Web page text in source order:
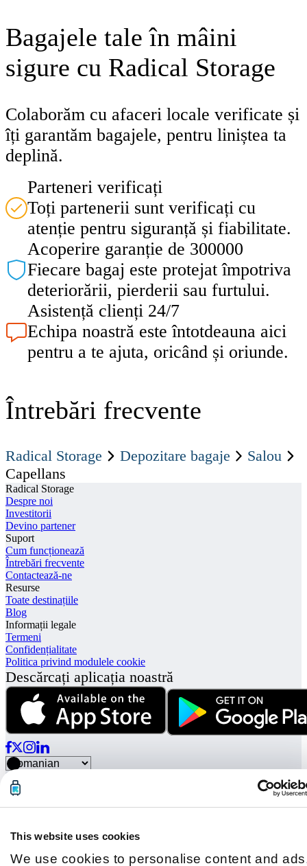
This website uses cookies
We use cookies to personalise content and
Bagajele tale în mâini
sigure cu Radical Storage
Colaborăm cu afaceri locale verificate și
îți garantăm bagajele, pentru liniștea ta
deplină.
Parteneri verificați
Toți partenerii sunt verificați cu
atenție pentru siguranță și fiabilitate.
Acoperire garanție de 300000
Fiecare bagaj este protejat împotriva
deteriorării, pierderii sau furtului.
Asistență clienți 24/7
Echipa noastră este întotdeauna aici
pentru a te ajuta, oricând și oriunde.
Întrebări frecvente
Radical Storage Depozitare bagaje
Salou
Capellans
Radical Storage
Despre noi
Investitorii
Devino partener
Suport
Cum funcționează
Întrebări frecvente
Contactează-ne
Resurse
Toate destinațiile
Blog
Informații legale
Termeni
Confidențialitate
Politica privind modulele cookie
Descărcați aplicația noastră
© Radical Storage • Lean Team S.R.L. • P. IVA 14104111001
Radical este finanțat și de fondul de investiții „Vertis Venture 4